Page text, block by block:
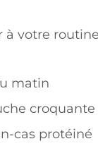
à votre
matin
croquante
cas protéiné